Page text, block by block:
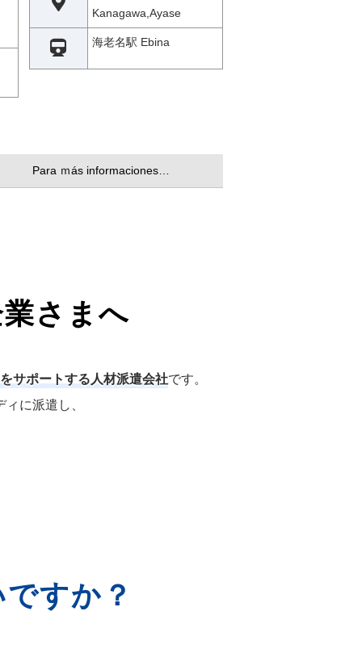
Kanagawa,Ayase
海老名駅 Ebina
Para ｍás informaciones…
さまへ
サポートする人材派遣会社です。
に派遣し、
すか？